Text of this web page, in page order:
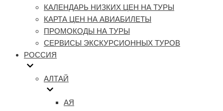
КАЛЕНДАРЬ НИЗКИХ ЦЕН НА ТУРЫ
КАРТА ЦЕН НА АВИАБИЛЕТЫ
ПРОМОКОДЫ НА ТУРЫ
СЕРВИСЫ ЭКСКУРСИОННЫХ ТУРОВ
РОССИЯ
АЛТАЙ
АЯ